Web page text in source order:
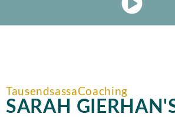
TausendsassaCoaching
SARAH